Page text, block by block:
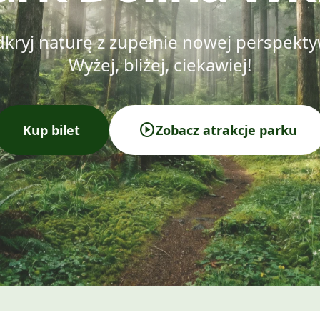
naturę z zupełnie nowej
Wyżej, bliżej, ciekawiej!
Kup bilet play_circleZobacz atrakcje parku